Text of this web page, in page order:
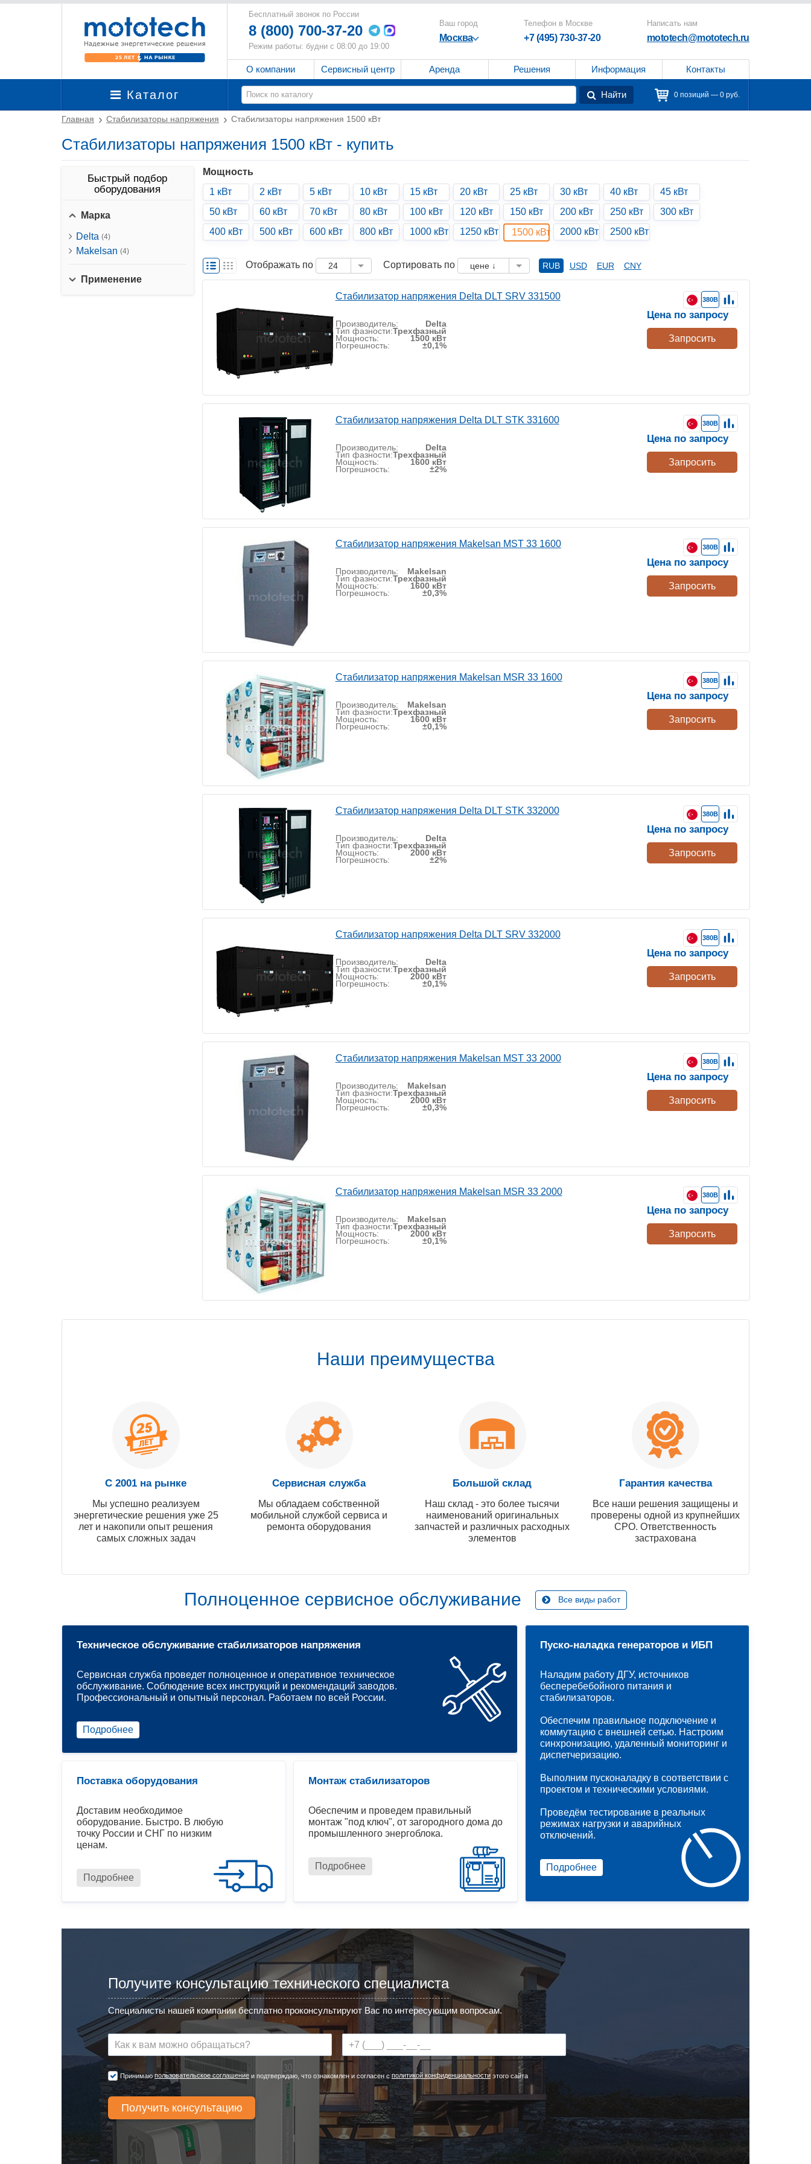
Бесплатный звонок по России
8 (800) 700-37-20
Режим работы: будни с 08:00 до 19:00
Ваш город
Москва
Телефон в Москве
+7 (495) 730-37-20
Написать нам
mototech@mototech.ru
О компании Сервисный центр Аренда Решения Информация Контакты
Каталог Найти 0 позиций — 0 руб.
Главная Стабилизаторы напряжения Стабилизаторы напряжения 1500 кВт
Стабилизаторы напряжения 1500 кВт - купить
Быстрый подбор
оборудования
Марка
Delta (4)
Makelsan (4)
Применение
Мощность
1 кВт
2 кВт 5 кВт 10 кВт 15 кВт 20 кВт 25 кВт 30 кВт 40 кВт
45 кВт
50 кВт
60 кВт 70 кВт 80 кВт 100 кВт 120 кВт 150 кВт 200 кВт 250 кВт
300 кВт
400 кВт
500 кВт 600 кВт 800 кВт 1000 кВт 1250 кВт 1500 кВт 2000 кВт 2500 кВт
Отображать по 24 Сортировать по цене ↓ RUB USD EUR CNY
Стабилизатор напряжения Delta DLT SRV 331500
Производитель: Delta
Тип фазности:Трехфазный
Мощность: 1500 кВт
Погрешность: ±0,1%
380В
Цена по запросу
Запросить
Стабилизатор напряжения Delta DLT STK 331600
Производитель: Delta
Тип фазности:Трехфазный
Мощность: 1600 кВт
Погрешность: ±2%
380В
Цена по запросу
Запросить
Стабилизатор напряжения Makelsan MST 33 1600
Производитель: Makelsan
Тип фазности:Трехфазный
Мощность: 1600 кВт
Погрешность: ±0,3%
380В
Цена по запросу
Запросить
Стабилизатор напряжения Makelsan MSR 33 1600
Производитель: Makelsan
Тип фазности:Трехфазный
Мощность: 1600 кВт
Погрешность: ±0,1%
380В
Цена по запросу
Запросить
Стабилизатор напряжения Delta DLT STK 332000
Производитель: Delta
Тип фазности:Трехфазный
Мощность: 2000 кВт
Погрешность: ±2%
380В
Цена по запросу
Запросить
Стабилизатор напряжения Delta DLT SRV 332000
Производитель: Delta
Тип фазности:Трехфазный
Мощность: 2000 кВт
Погрешность: ±0,1%
380В
Цена по запросу
Запросить
Стабилизатор напряжения Makelsan MST 33 2000
Производитель: Makelsan
Тип фазности:Трехфазный
Мощность: 2000 кВт
Погрешность: ±0,3%
380В
Цена по запросу
Запросить
Стабилизатор напряжения Makelsan MSR 33 2000
Производитель: Makelsan
Тип фазности:Трехфазный
Мощность: 2000 кВт
Погрешность: ±0,1%
380В
Цена по запросу
Запросить
Наши преимущества
С 2001 на рынке
Мы успешно реализуем
энергетические решения уже 25
лет и накопили опыт решения
самых сложных задач
Сервисная служба
Мы обладаем собственной
мобильной службой сервиса и
ремонта оборудования
Большой склад
Наш склад - это более тысячи
наименований оригинальных
запчастей и различных расходных
элементов
Гарантия качества
Все наши решения защищены и
проверены одной из крупнейших
СРО. Ответственность
застрахована
Полноценное сервисное обслуживание Все виды работ
Техническое обслуживание стабилизаторов напряжения
Сервисная служба проведет полноценное и оперативное техническое
обслуживание. Соблюдение всех инструкций и рекомендаций заводов.
Профессиональный и опытный персонал. Работаем по всей России.
Подробнее
Поставка оборудования
Доставим необходимое
оборудование. Быстро. В любую
точку России и СНГ по низким
ценам.
Подробнее
Монтаж стабилизаторов
Обеспечим и проведем правильный
монтаж "под ключ", от загородного дома до
промышленного энергоблока.
Подробнее
Пуско-наладка генераторов и ИБП
Наладим работу ДГУ, источников
бесперебебойного питания и
стабилизаторов.
Обеспечим правильное подключение и
коммутацию с внешней сетью. Настроим
синхронизацию, удаленный мониторинг и
диспетчеризацию.
Выполним пусконаладку в соответствии с
проектом и техническими условиями.
Проведём тестирование в реальных
режимах нагрузки и аварийных
отключений.
Подробнее
Получите консультацию технического специалиста
Специалисты нашей компании бесплатно проконсультируют Вас по интересующим вопросам.
Принимаюпользовательское соглашение и подтверждаю, что ознакомлен и согласен сполитикой конфиденциальности этого сайта